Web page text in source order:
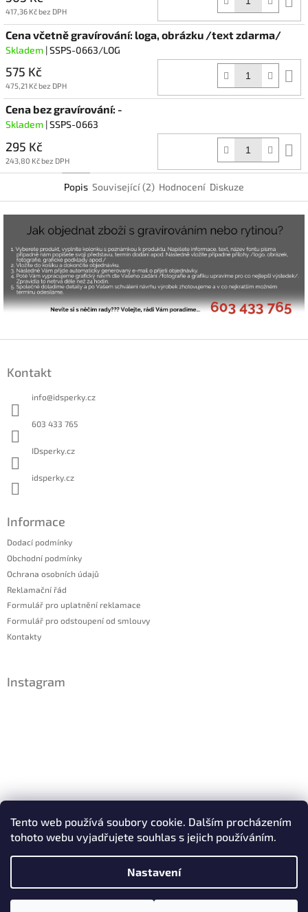
Tento web používá soubory cookie. Dalším procházením
tohoto webu vyjadřujete souhlas s jejich používáním.
Nastavení
417,36 Kč bez DPH
Cena včetně gravírování: loga, obrázku /text zdarma/
Skladem | SSPS-0663/LOG
575 Kč
475,21 Kč bez DPH
Cena bez gravírování: -
Skladem | SSPS-0663
295 Kč
243,80 Kč bez DPH
Popis Související (2) Hodnocení Diskuze
Kontakt
info@idsperky.cz
603 433 765
IDsperky.cz
idsperky.cz
Informace
Dodací podmínky
Obchodní podmínky
Ochrana osobních údajů
Reklamační řád
Formulář pro uplatnění reklamace
Formulář pro odstoupení od smlouvy
Kontakty
Instagram
Sledovat na Instagramu
Facebook